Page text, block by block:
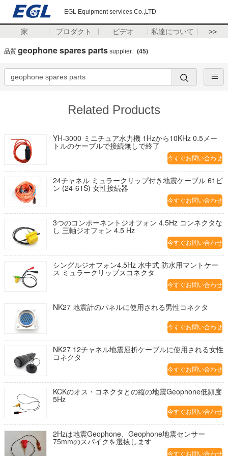
EGL Equipment services Co.,LTD
家 プロダクト ビデオ 私達について >>
品質 geophone spares parts supplier. (45)
Related Products
YH-3000 ミニチュア水力機 1Hzから10KHz 0.5メー
トルのケーブルで接続無しで終了
今すぐお問い合わせ
24チャネル ミュラークリップ付き地震ケーブル 61ピ
ン (24-61S) 女性接続器
今すぐお問い合わせ
3つのコンポーネントジオフォン 4.5Hz コンネクタな
し 三軸ジオフォン 4.5 Hz
今すぐお問い合わせ
シングルジオフォン4.5Hz 水中式 防水用マントケー
ス ミュラークリップスコネクタ
今すぐお問い合わせ
NK27 地震計のパネルに使用される男性コネクタ
今すぐお問い合わせ
NK27 12チャネル地震屈折ケーブルに使用される女性
コネクタ
今すぐお問い合わせ
KCKのオス・コネクタとの縦の地震Geophone低頻度
5Hz
今すぐお問い合わせ
2Hzは地震Geophone、Geophone地震センサー
75mmのスパイクを選抜します
今すぐお問い合わせ